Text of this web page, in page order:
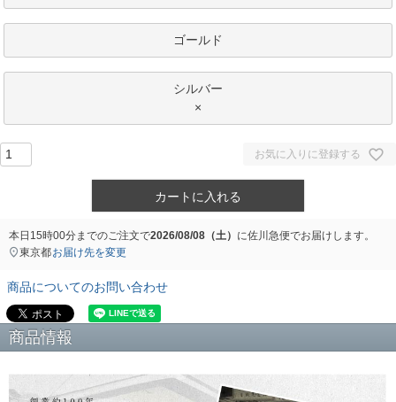
ゴールド
シルバー
×
お気に入りに登録する
カートに入れる
本日 15時00分までのご注文で2026/08/08（土） に佐川急便でお届けします。
東京都お届け先を変更
商品についてのお問い合わせ
商品情報